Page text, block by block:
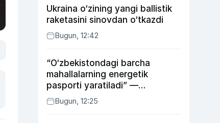
Ukraina o‘zining yangi ballistik
raketasini sinovdan o‘tkazdi
Bugun, 12:42
“O‘zbekistondagi barcha
mahallalarning energetik
pasporti yaratiladi” —
energetika vaziri
Bugun, 12:25